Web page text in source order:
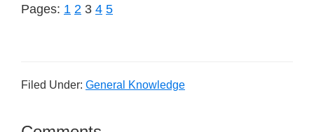
Pages: Page
1 Page
2 Page
3 Page
4 Page
5
Filed Under: General Knowledge